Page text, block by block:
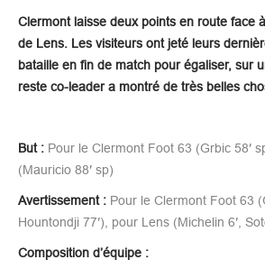
Clermont laisse deux points en route face
de Lens. Les visiteurs ont jeté leurs
bataille en fin de match pour égaliser, sur
reste co-leader a montré de très belles
But : Pour le Clermont Foot 63 (Grbic 58′
(Mauricio 88′ sp)
Avertissement : Pour le Clermont Foot 63
Hountondji 77′), pour Lens (Michelin 6′,
Composition d’équipe :